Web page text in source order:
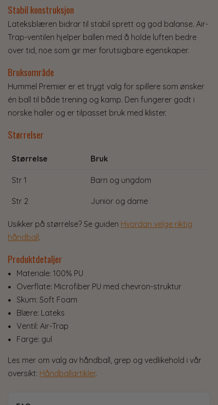
Stabil konstruksjon
Lateksblæren bidrar til stabil sprett og god balanse. Air-
Trap-ventilen hjelper ballen med å holde luften bedre
over tid, noe som gir mer forutsigbare egenskaper.
Bruksområde
Hummel Premier er et trygt valg for spillere som ønsker
én ball til både trening og kamp. Den fungerer godt i
norske haller og er tilpasset bruk med klister.
Størrelser
Størrelse Bruk
Str 1 Barn og ungdom
Str 2 Junior og dame
Usikker på størrelse? Se guiden Hvordan velge riktig
håndball.
Produktdetaljer
Materiale: 100% PU
Overflate: Microfiber PU med chevron-struktur
Skum: Soft Foam
Blære: Lateks
Ventil: Air-Trap
Farge: gul
Les mer om valg av håndball, grep og vedlikehold i vår
oversikt: Håndballartikler.